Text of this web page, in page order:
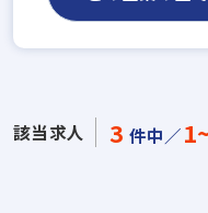
該当求人 3 件中／